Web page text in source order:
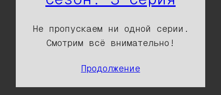
Не пропускаем ни одной серии.
Смотрим всё внимательно!
Продолжение